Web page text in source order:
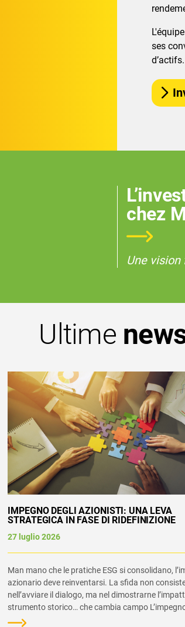
ses
d’actifs.
chez
Une
Ultime
IMPEGNO DEGLI AZIONISTI: UNA LEVA
STRATEGICA IN FASE DI RIDEFINIZIONE
27 luglio 2026
Man mano che le pratiche ESG si consolidano,
azionario deve reinventarsi. La sfida non
nell’avviare il dialogo, ma nel dimostrarne l’impatto.
strumento storico… che cambia campo L’impegno azionario
si è progressivamente affermato come un pilastro